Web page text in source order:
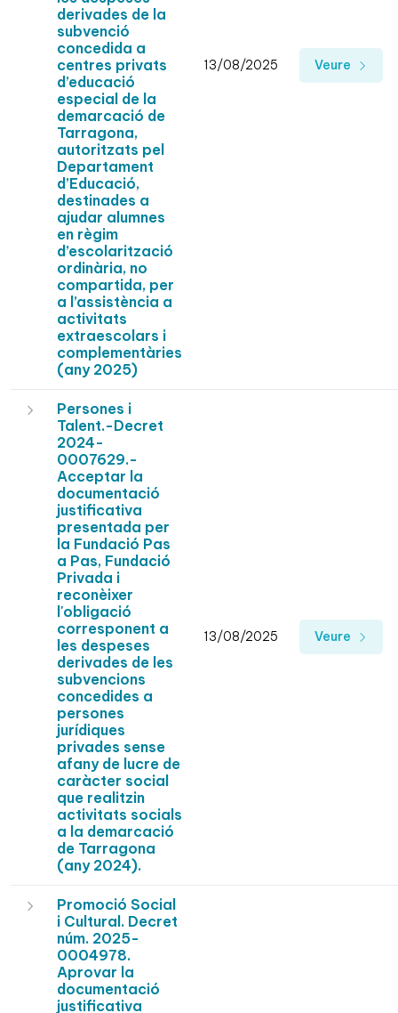
derivades de la
subvenció
concedida a
centres privats
d’educació
especial de la
demarcació de
Tarragona,
autoritzats pel
Departament
d’Educació,
destinades a
ajudar alumnes
en règim
d’escolarització
ordinària, no
compartida, per
a l’assistència a
activitats
extraescolars i
complementàries
(any 2025)
13/08/2025 Veure
Persones i
Talent.-Decret
2024-
0007629.-
Acceptar la
documentació
justificativa
presentada per
la Fundació Pas
a Pas, Fundació
Privada i
reconèixer
l'obligació
corresponent a
les despeses
derivades de les
subvencions
concedides a
persones
jurídiques
privades sense
afany de lucre de
caràcter social
que realitzin
activitats socials
a la demarcació
de Tarragona
(any 2024).
13/08/2025 Veure
Promoció Social
i Cultural. Decret
núm. 2025-
0004978.
Aprovar la
documentació
justificativa